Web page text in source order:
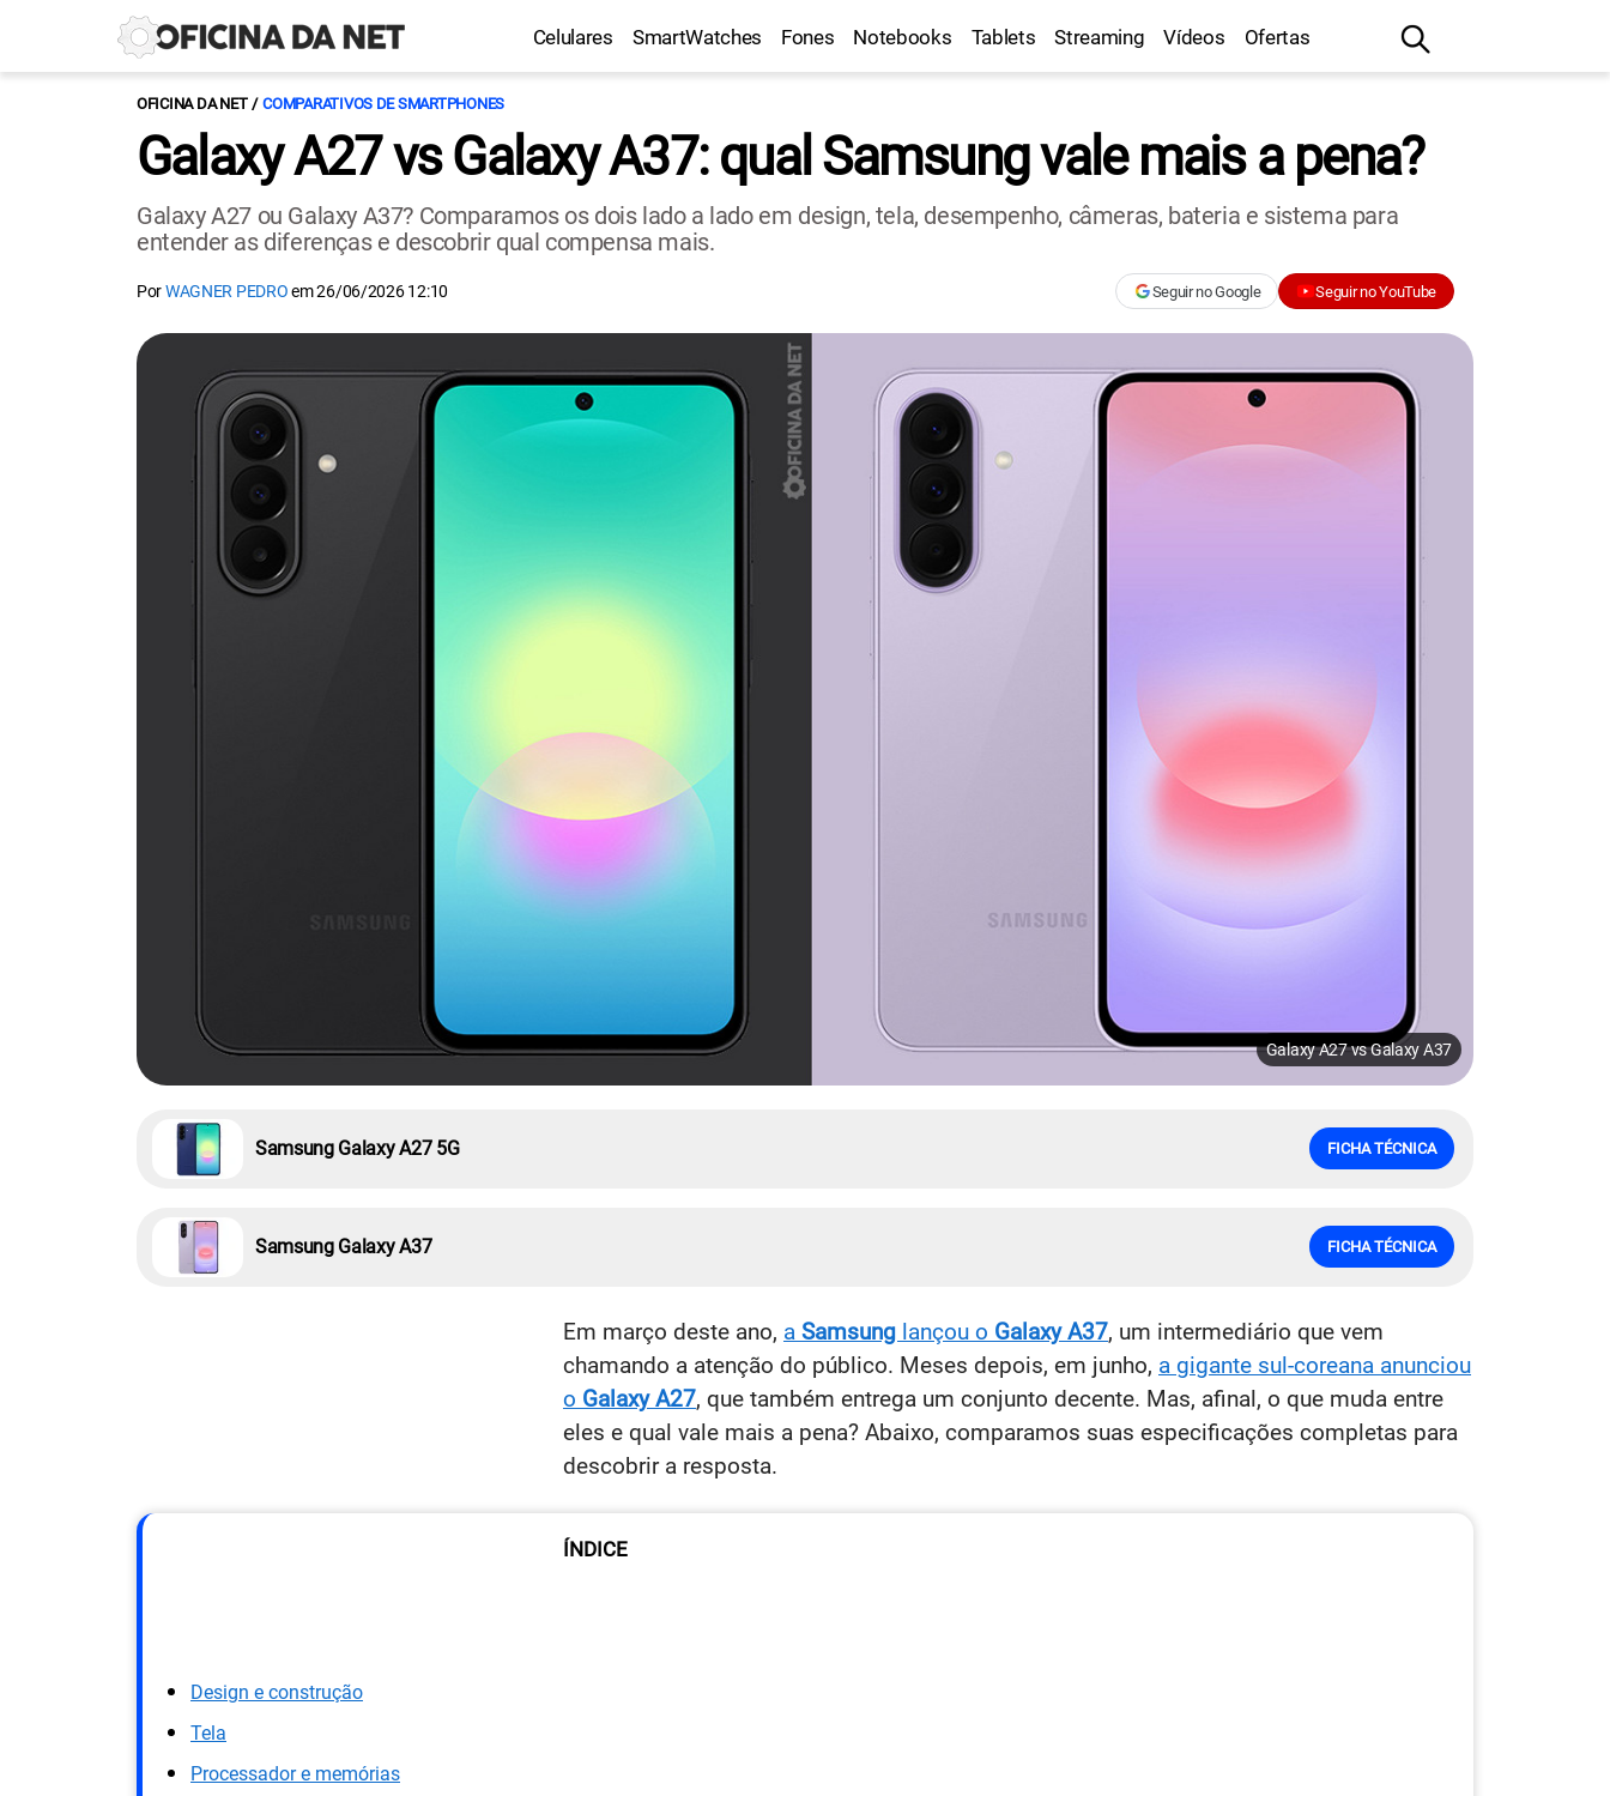
Celulares SmartWatches Fones Notebooks Tablets Streaming Vídeos Ofertas
OFICINA DA NET COMPARATIVOS DE SMARTPHONES
Galaxy A27 vs Galaxy A37: qual Samsung vale mais a pena?
Galaxy A27 ou Galaxy A37? Comparamos os dois lado a lado em design, tela, desempenho, câmeras, bateria e sistema para
entender as diferenças e descobrir qual compensa mais.
PorWAGNER PEDROem26/06/2026 12:10 Seguir no Google Seguir no YouTube
Galaxy A27 vs Galaxy A37
Samsung Galaxy A27 5G FICHA TÉCNICA
Samsung Galaxy A37 FICHA TÉCNICA
Em março deste ano, a Samsung lançou o Galaxy A37, um intermediário que vem
chamando a atenção do público. Meses depois, em junho, a gigante sul-coreana anunciou
o Galaxy A27, que também entrega um conjunto decente. Mas, afinal, o que muda entre
eles e qual vale mais a pena? Abaixo, comparamos suas especificações completas para
descobrir a resposta.
ÍNDICE
Design e construção
Tela
Processador e memórias